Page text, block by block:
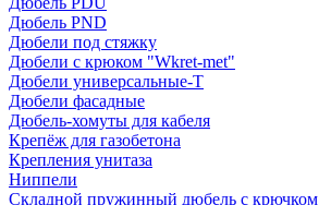
Дюбель PND
Дюбели под стяжку
Дюбели с крюком "Wkret-met"
Дюбели универсальные-Т
Дюбели фасадные
Дюбель-хомуты для кабеля
Крепёж для газобетона
Крепления унитаза
Ниппели
Складной пружинный дюбель с крючком